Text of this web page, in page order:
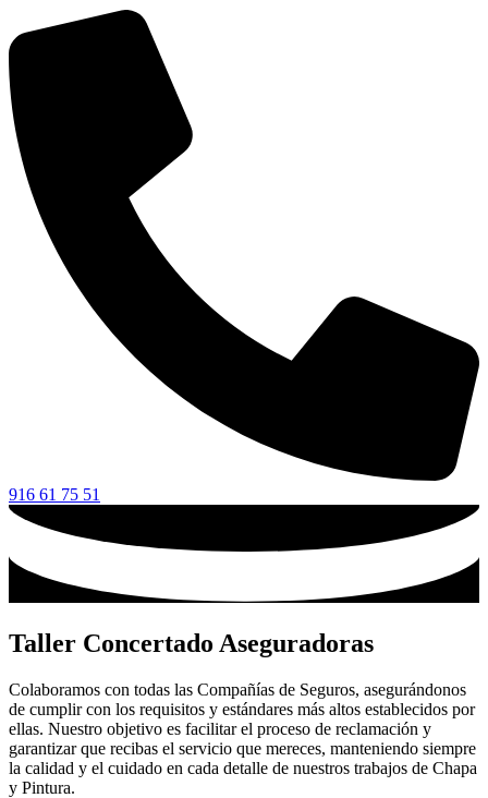
916 61 75 51
Taller Concertado Aseguradoras
Colaboramos con todas las Compañías de Seguros, asegurándonos
de cumplir con los requisitos y estándares más altos establecidos por
ellas. Nuestro objetivo es facilitar el proceso de reclamación y
garantizar que recibas el servicio que mereces, manteniendo siempre
la calidad y el cuidado en cada detalle de nuestros trabajos de Chapa
y Pintura.